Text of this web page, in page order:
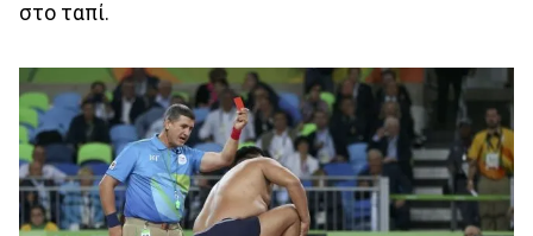
στο ταπί.